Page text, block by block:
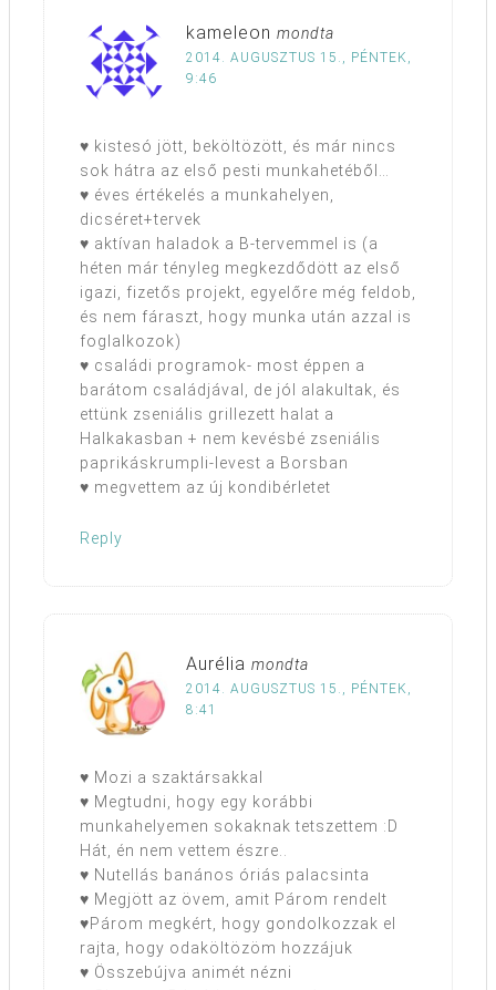
kameleon mondta
2014. AUGUSZTUS 15., PÉNTEK,
9:46
♥ kistesó jött, beköltözött, és már nincs
sok hátra az első pesti munkahetéből…
♥ éves értékelés a munkahelyen,
dicséret+tervek
♥ aktívan haladok a B-tervemmel is (a
héten már tényleg megkezdődött az első
igazi, fizetős projekt, egyelőre még feldob,
és nem fáraszt, hogy munka után azzal is
foglalkozok)
♥ családi programok- most éppen a
barátom családjával, de jól alakultak, és
ettünk zseniális grillezett halat a
Halkakasban + nem kevésbé zseniális
paprikáskrumpli-levest a Borsban
♥ megvettem az új kondibérletet
Reply
Aurélia mondta
2014. AUGUSZTUS 15., PÉNTEK,
8:41
♥ Mozi a szaktársakkal
♥ Megtudni, hogy egy korábbi
munkahelyemen sokaknak tetszettem :D
Hát, én nem vettem észre..
♥ Nutellás banános óriás palacsinta
♥ Megjött az övem, amit Párom rendelt
♥Párom megkért, hogy gondolkozzak el
rajta, hogy odaköltözöm hozzájuk
♥ Összebújva animét nézni